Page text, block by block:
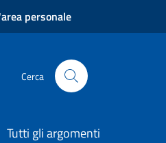
personale
Cerca
Tutti gli argomenti